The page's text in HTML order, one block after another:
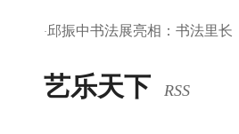
·邱振中书法展亮相：书法里长
出来的当代艺术
艺乐天下 RSS